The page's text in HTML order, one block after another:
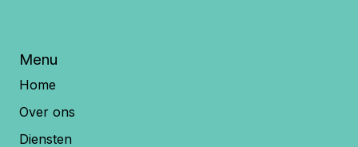
Menu
Home
Over ons
Diensten